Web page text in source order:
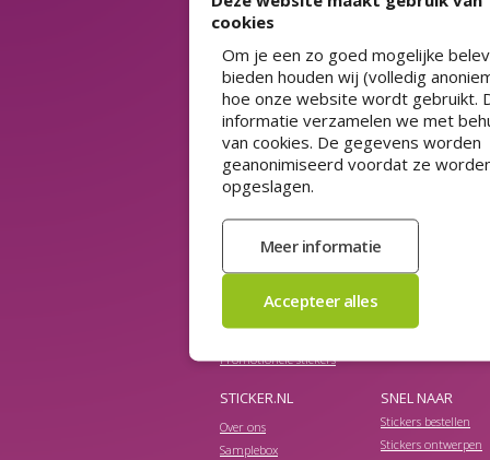
ASSORTIMENT
Adresstickers
HACCP stickers
Herbruikbare stickers
Horeca stickers
Koopzegels
Kortingsstickers
Magneetsticker auto
Naamstickers drukken
Productetiketten
Promotionele stickers
Prijsstickers
QR-code stickers
Raamfolie
Spaarzegels
Stickers 50 jaar
Streepjescode
STICKER.NL
Over ons
Samplebox
SNEL NAAR
Stickers bestellen
Stickers ontwerpen
cookies
Om je een zo goed mogelijke
bieden houden wij (volledig
hoe onze website wordt gebruikt.
informatie verzamelen we met
van cookies. De gegevens worden
geanonimiseerd voordat ze
opgeslagen.